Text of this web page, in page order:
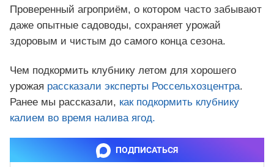
Проверенный агроприём, о котором часто забывают
даже опытные садоводы, сохраняет урожай
здоровым и чистым до самого конца сезона.
Чем подкормить клубнику летом для хорошего
урожая рассказали эксперты Россельхозцентра.
Ранее мы рассказали, как подкормить клубнику
калием во время налива ягод.
ПОДПИСАТЬСЯ